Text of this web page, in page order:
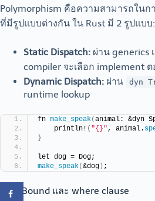
Polymorphism คือความสามารถในก
ที่มีรูปแบบต่างกัน ใน Rust มี 2 รูปแบบ:
Static Dispatch: ผ่าน generics
compiler จะเลือก implement
Dynamic Dispatch: ผ่าน dyn
runtime lookup
fn make_speak(animal: &dyn
    println!
( "{}", animal.
}
let dog = Dog;
make_speak(&dog ) ;
Trait Bound และ where clause